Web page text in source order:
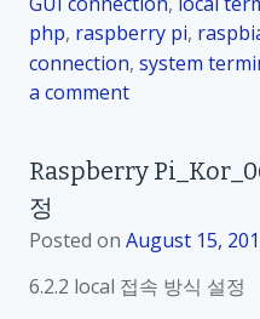
.
2
.
o
c
l
D
e
php, raspberry pi,
connection, system
a comment
a
p
e
Raspberry
정
Posted on August 15,
6.2.2 local 접속 방식 설정